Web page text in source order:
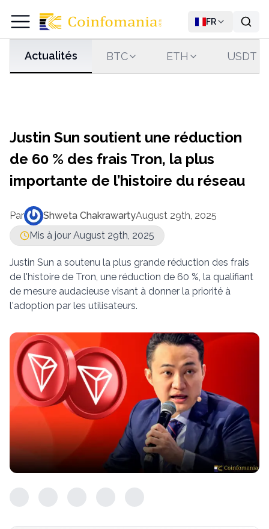
FR
Actualités BTC ETH USDT
Justin Sun soutient une réduction
de 60 % des frais Tron, la plus
importante de l’histoire du réseau
Par Shweta ChakrawartyAugust 29th, 2025
Mis à jour August 29th, 2025
Justin Sun a soutenu la plus grande réduction des frais
de l'histoire de Tron, une réduction de 60 %, la qualifiant
de mesure audacieuse visant à donner la priorité à
l'adoption par les utilisateurs.